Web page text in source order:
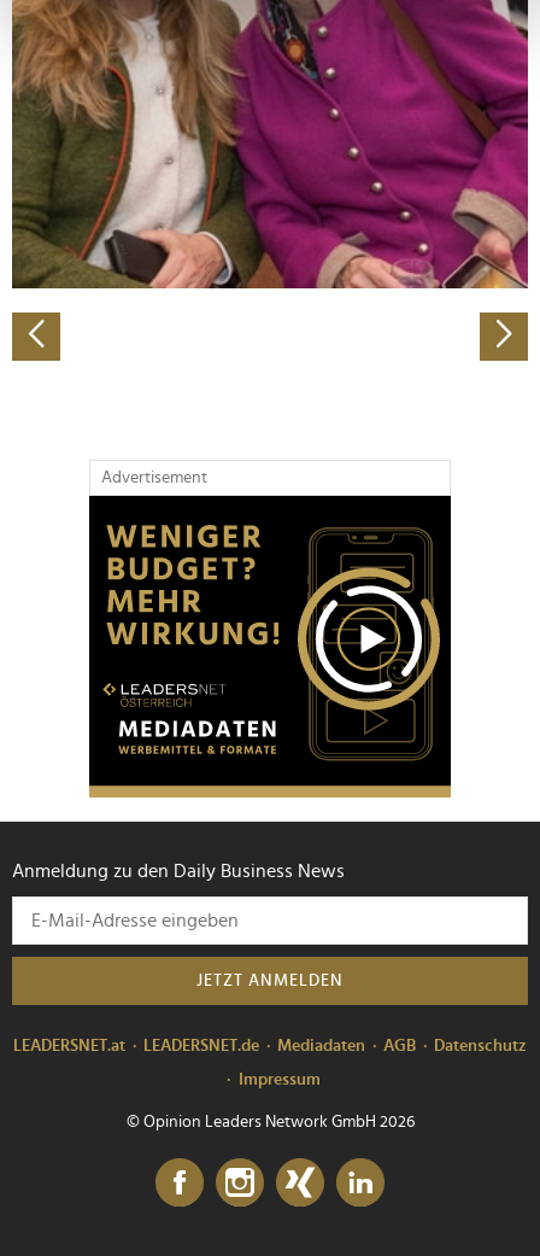
bestimmten Merkmalen (Fingerprinting) identifizieren
Erfahren Sie mehr darüber, wie Ihre persönlichen Daten
verarbeitet werden, und legen Sie Ihre Präferenzen im
Abschnitt Einzelheitenfest.
Wir verwenden Cookies, um Inhalte und Anzeigen zu
personalisieren, Funktionen für soziale Medien anbieten
zu können und die Zugriffe auf unsere Website zu
analysieren. Außerdem geben wir Informationen zu Ihrer
Verwendung unserer Website an unsere Partner für
Partner führen diese Informationen möglicherweise mit
weiteren Daten zusammen, die Sie ihnen bereitgestellt
Advertisement
Anmeldung zu den Daily Business News
JETZT ANMELDEN
LEADERSNET.at LEADERSNET.de Mediadaten AGB
Datenschutz
Impressum
© Opinion Leaders Network GmbH 2026